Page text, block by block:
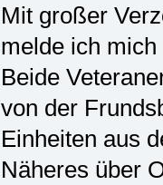
Mit großer
melde ich mich
Beide
von der
Einheiten aus
Näheres über